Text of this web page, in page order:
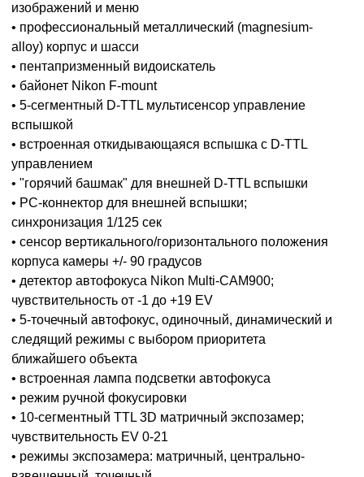
изображений и меню
• профессиональный металлический (magnesium-
alloy) корпус и шасси
• пентапризменный видоискатель
• байонет Nikon F-mount
• 5-сегментный D-TTL мультисенсор управление
вспышкой
• встроенная откидывающаяся вспышка с D-TTL
управлением
• "горячий башмак" для внешней D-TTL вспышки
• PC-коннектор для внешней вспышки;
синхронизация 1/125 сек
• сенсор вертикального/горизонтального положения
корпуса камеры +/- 90 градусов
• детектор автофокуса Nikon Multi-CAM900;
чувствительность от -1 до +19 EV
• 5-точечный автофокус, одиночный, динамический и
следящий режимы с выбором приоритета
ближайшего объекта
• встроенная лампа подсветки автофокуса
• режим ручной фокусировки
• 10-сегментный TTL 3D матричный экспозамер;
чувствительность EV 0-21
• режимы экспозамера: матричный, центрально-